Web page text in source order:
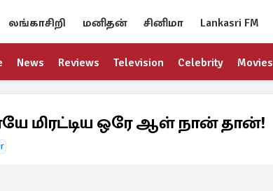
லங்காசிறி மனிதன் சினிமா Lankasri FM
News Reviews Television Celebrity Movies
மிரட்டிய ஒரே ஆள் நான் தான்!